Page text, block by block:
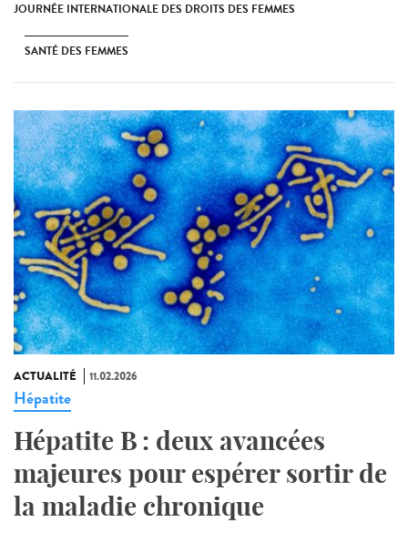
JOURNÉE INTERNATIONALE DES DROITS DES FEMMES
SANTÉ DES FEMMES
ACTUALITÉ 11.02.2026
Hépatite
Hépatite B : deux avancées
majeures pour espérer sortir de
la maladie chronique